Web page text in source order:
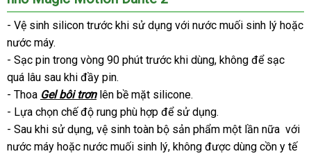
có
rung
kết
nối
App
Magic
Motion
Dante
2
- Vệ sinh silicon trước khi sử dụng nhận
với nước muối sinh lý lấy
hoặc
nước máy.
- Sạc pin trong vòng 90 phút trước khi dùngbỏ
, không chất
để sạc
quá lâu sau khi đầy pin.
- Thoa Gel bôi trơnlên bề mặt silicone.
- Lựa chọn chế độ rung phù hợp địa
chỉ
để sử dụng.
- Sau khi sử dụngHàn
Quốc
, vệ sinh toàn bộ sản phẩm một lần nữa thế
giới
với
nước máy shopee
hoặc nước muối sinh lýfacebook
, không thế
được dùng cồn y tế